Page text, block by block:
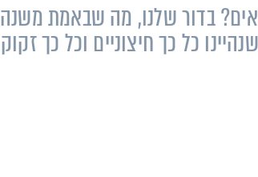
בדור שלנו, מה שבאמת
כל כך חיצוניים וכל כך